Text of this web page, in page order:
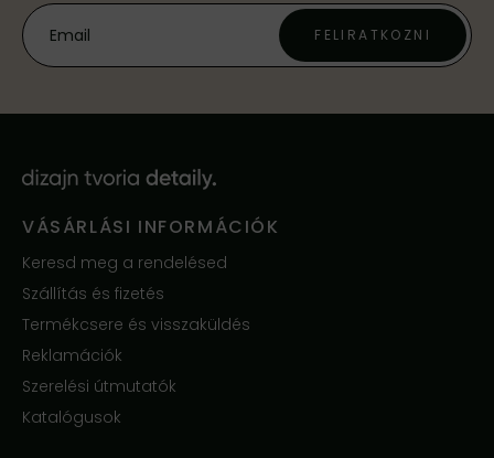
FELIRATKOZNI
VÁSÁRLÁSI INFORMÁCIÓK
Keresd meg a rendelésed
Szállítás és fizetés
Termékcsere és visszaküldés
Reklamációk
Szerelési útmutatók
Katalógusok